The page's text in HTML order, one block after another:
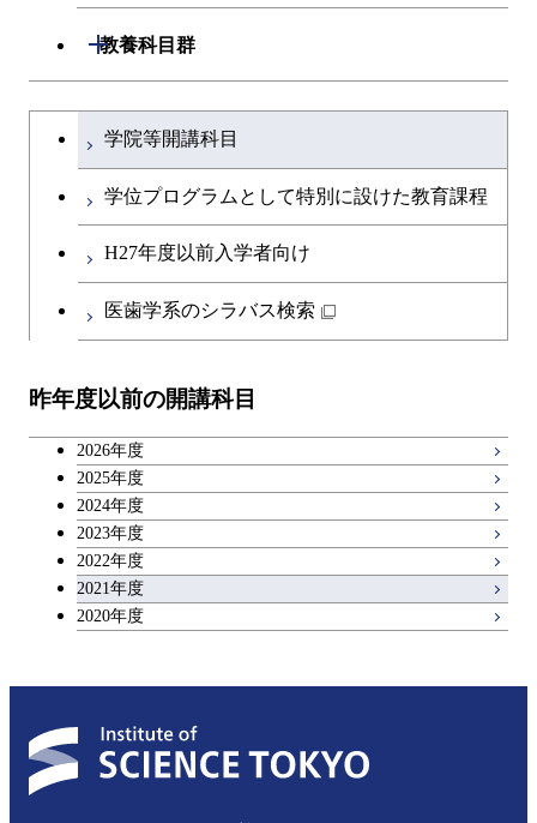
原子核工学コース
ース
原子核工学コース
コース
ライフエンジニアリングコ
ース
エンジニアリングデザイン
コース
専門科目
原子核工学コース
知能情報コース
情報工学コース
知能情報コース
専門科目
ライフエンジニアリングコ
ース
建築学系
開閉
コース
都市・環境学コース
エンジニアリングデザイン
コース
都市・環境学コース
開閉
地球環境共創コース
エネルギーコース
エンジニアリングデザイン
社会・人間科学系
社会・人間科学コース
イノベーション科学系
イノベーション科学コース
技術経営専門職学位課程
開閉
技術経営専門職学位課程
専門科目
教養科目群
開閉
文系教養科目
英語科目
第二外国語科目
キャリア科目
大学院課程を切り替える
学院等開講科目
学位プログラムとして特別に設けた教育課程
H27年度以前入学者向け
医歯学系のシラバス検索
昨年度以前の開講科目
2026年度
2025年度
2024年度
2023年度
2022年度
2021年度
2020年度